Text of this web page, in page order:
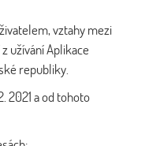
vztahy mezi
užívání Aplikace
republiky.
2021 a od tohoto